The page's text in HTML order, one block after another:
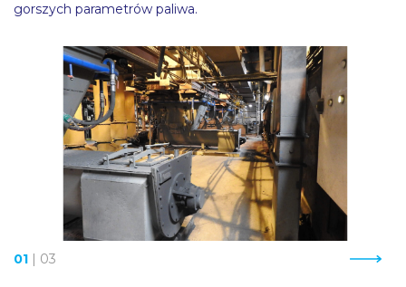
gorszych parametrów paliwa.
01 | 03